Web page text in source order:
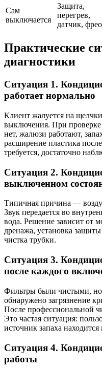
Сам
выключается
Защита,
перегрев,
датчик,
Практические
диагностики
Ситуация 1.
работает нормально
Клиент жалуется на
выключения. При
нет, жалюзи работают,
расширение пластика
требуется, достаточно
Ситуация 2.
выключенном
Типичная причина —
Звук передается во
вода. Решение зависит от
дренажа, установка
чистка трубки.
Ситуация 3.
после каждого
Фильтры были чистыми, но
обнаружено загрязнение
После профессиональной
Это частая ситуация:
источник запаха находится
Ситуация 4.
работы